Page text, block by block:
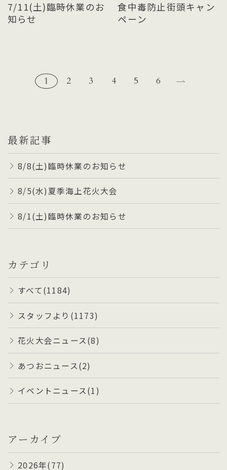
7/11(土)臨時休業のお
知らせ
食中毒防止街頭キャン
ペーン
1 2 3 4 5 6
最新記事
8/8(土)臨時休業のお知らせ
8/5(水)夏季海上花火大会
8/1(土)臨時休業のお知らせ
カテゴリ
すべて(1184)
スタッフより(1173)
花火大会ニュース(8)
あつおニュース(2)
イベントニュース(1)
アーカイブ
2026年(77)